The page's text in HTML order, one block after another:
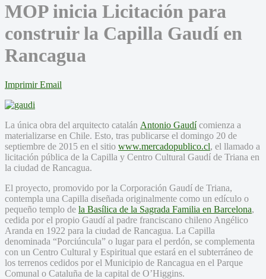
MOP inicia Licitación para
construir la Capilla Gaudí en
Rancagua
Imprimir Email
La única obra del arquitecto catalán Antonio Gaudícomienza a
materializarse en Chile. Esto, tras publicarse el domingo 20 de
septiembre de 2015 en el sitio www.mercadopublico.cl, el llamado a
licitación pública de la Capilla y Centro Cultural Gaudí de Triana en
la ciudad de Rancagua.
El proyecto, promovido por la Corporación Gaudí de Triana,
contempla una Capilla diseñada originalmente como un edículo o
pequeño templo de la Basílica de la Sagrada Familia en Barcelona,
cedida por el propio Gaudí al padre franciscano chileno Angélico
Aranda en 1922 para la ciudad de Rancagua. La Capilla
denominada “Porciúncula” o lugar para el perdón, se complementa
con un Centro Cultural y Espiritual que estará en el subterráneo de
los terrenos cedidos por el Municipio de Rancagua en el Parque
Comunal o Cataluña de la capital de O’Higgins.